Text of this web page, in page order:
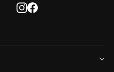
Instagram
Facebook